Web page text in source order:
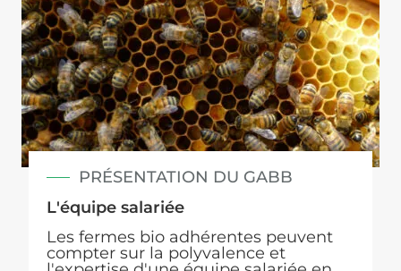
PRÉSENTATION DU GABB
L'équipe salariée
Les fermes bio adhérentes peuvent
compter sur la polyvalence et